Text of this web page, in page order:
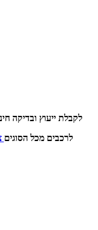
לקבלת ייעוץ ובדיקה
לרכבים מכל הסוגים